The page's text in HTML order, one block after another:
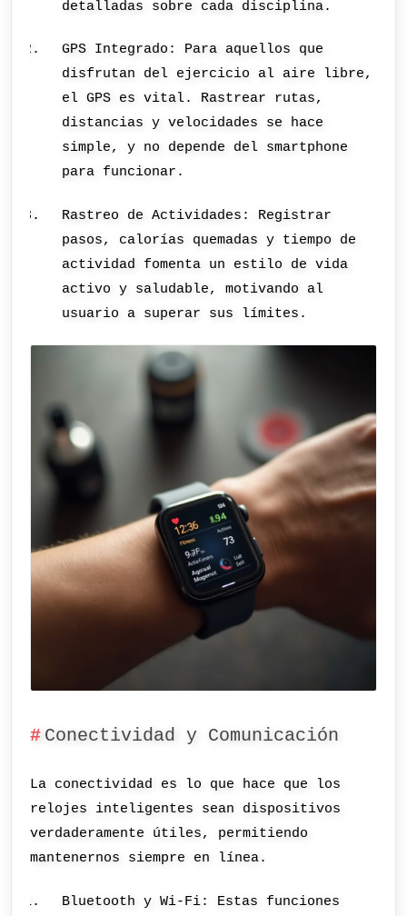
detalladas sobre cada disciplina.
GPS Integrado: Para aquellos que
disfrutan del ejercicio al aire libre,
el GPS es vital. Rastrear rutas,
distancias y velocidades se hace
simple, y no depende del smartphone
para funcionar.
Rastreo de Actividades: Registrar
pasos, calorías quemadas y tiempo de
actividad fomenta un estilo de vida
activo y saludable, motivando al
usuario a superar sus límites.
Conectividad y Comunicación
La conectividad es lo que hace que los
relojes inteligentes sean dispositivos
verdaderamente útiles, permitiendo
mantenernos siempre en línea.
Bluetooth y Wi-Fi: Estas funciones